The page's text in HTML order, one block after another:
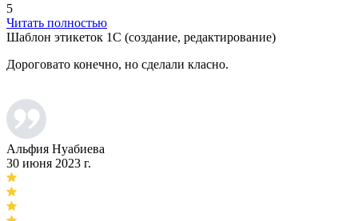
5
Читать полностью
Шаблон этикеток 1С (создание, редактирование)
Дороговато конечно, но сделали класно.
Альфия Нуабиева
30 июня 2023 г.